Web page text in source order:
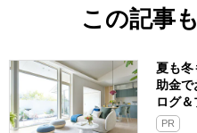
この記事
夏も冬
助金で
ログ
PR